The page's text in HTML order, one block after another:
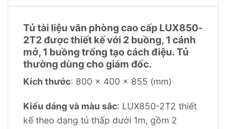
Tủ tài liệu văn phòng cao cấp LUX850-
2T2 được thiết kế với 2 buồng, 1 cánh
mở, 1 buồng trống tạo cách điệu. Tủ
thường dùng cho giám đốc.
Kích thước: 800 x 400 x 855 (mm)
Kiểu dáng và màu sắc: LUX850-2T2 thiết
kế theo dạng tủ thấp dưới 1m, gồm 2